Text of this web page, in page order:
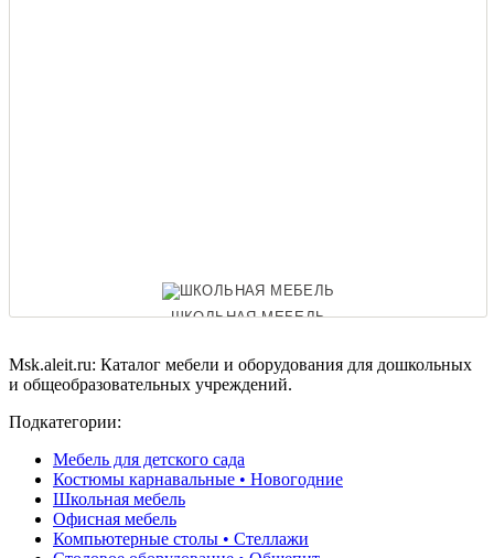
ШКОЛЬНАЯ МЕБЕЛЬ
ОФИСНЫЕ ДИВАНЫ
Msk.aleit.ru: Каталог мебели и оборудования для дошкольных
и общеобразовательных учреждений.
Подкатегории:
Мебель для детского сада
Костюмы карнавальные • Новогодние
Школьная мебель
Офисная мебель
Компьютерные столы • Стеллажи